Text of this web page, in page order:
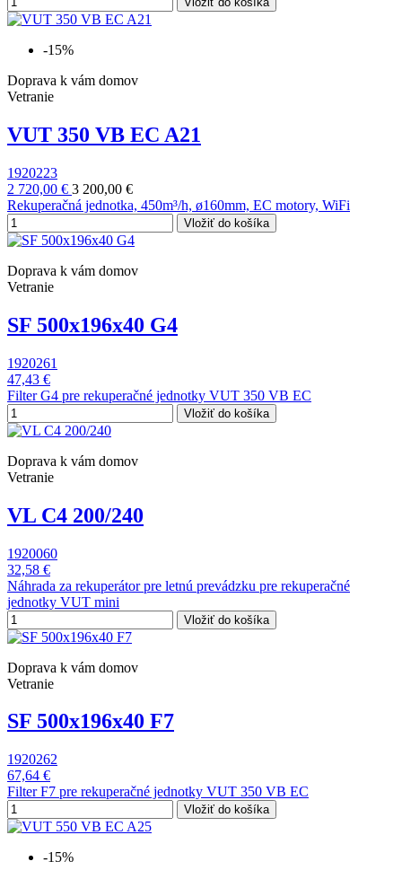
-15%
Doprava k vám domov
Vetranie
VUT 350 VB EC A21
1920223
2 720,00 € 3 200,00 €
Rekuperačná jednotka, 450m³/h, ø160mm, EC motory, WiFi
Vložiť do košíka
Doprava k vám domov
Vetranie
SF 500x196x40 G4
1920261
47,43 €
Filter G4 pre rekuperačné jednotky VUT 350 VB EC
Vložiť do košíka
Doprava k vám domov
Vetranie
VL C4 200/240
1920060
32,58 €
Náhrada za rekuperátor pre letnú prevádzku pre rekuperačné
jednotky VUT mini
Vložiť do košíka
Doprava k vám domov
Vetranie
SF 500x196x40 F7
1920262
67,64 €
Filter F7 pre rekuperačné jednotky VUT 350 VB EC
Vložiť do košíka
-15%